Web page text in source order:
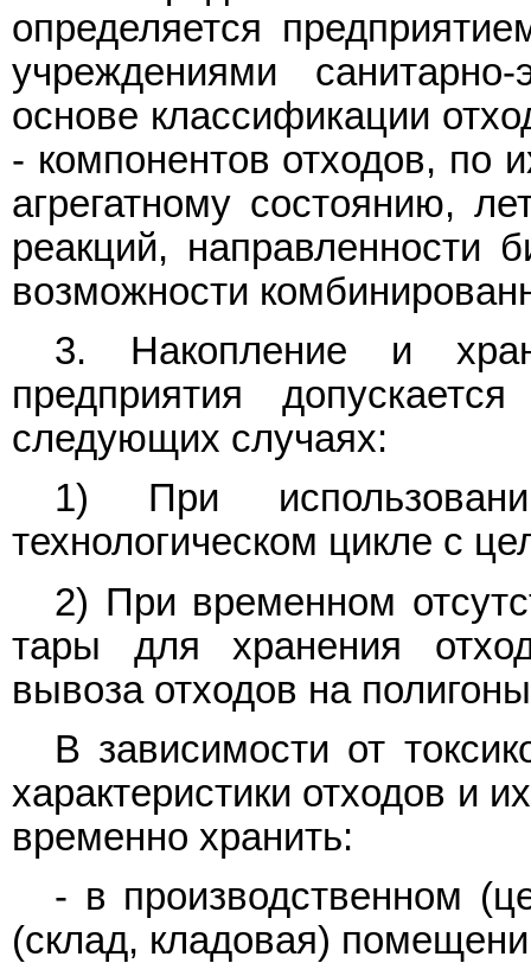
определяется
учреждениями
основе классификации
- компонентов отходов, по
агрегатному состоянию,
реакций, направленности
возможности
3. Накопление и
предприятия
следующих случаях:
1) При
технологическом цикле с
2) При временном
тары для хранения
вывоза отходов на
В зависимости от
характеристики отходов и
временно хранить:
- в производственном
(склад, кладовая)